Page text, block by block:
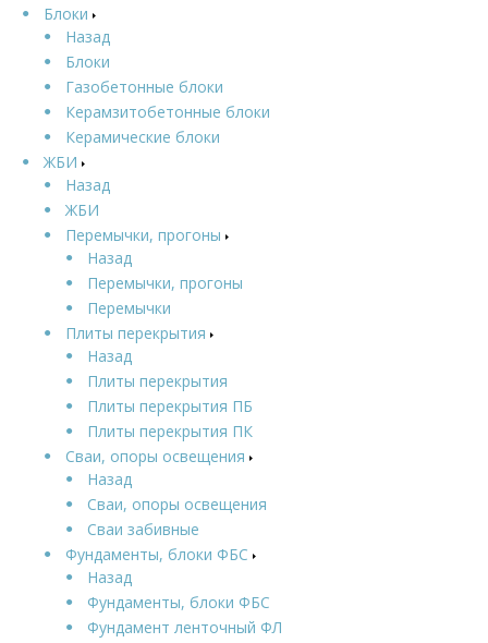
Блоки
Назад
Блоки
Газобетонные блоки
Керамзитобетонные блоки
Керамические блоки
ЖБИ
Назад
ЖБИ
Перемычки, прогоны
Назад
Перемычки, прогоны
Перемычки
Плиты перекрытия
Назад
Плиты перекрытия
Плиты перекрытия ПБ
Плиты перекрытия ПК
Сваи, опоры освещения
Назад
Сваи, опоры освещения
Сваи забивные
Фундаменты, блоки ФБС
Назад
Фундаменты, блоки ФБС
Фундамент ленточный ФЛ